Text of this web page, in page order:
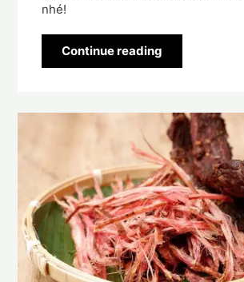
nhé!
Continue reading